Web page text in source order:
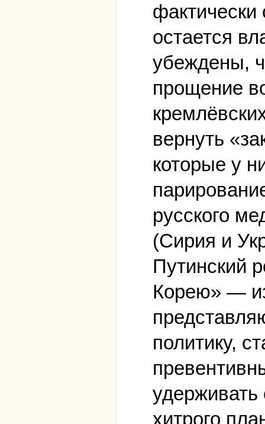
остается
убеждены,
прощение
вернуть
которые у
русского
(Сирия и
Путинский
Корею» —
политику,
удерживать
хитрого